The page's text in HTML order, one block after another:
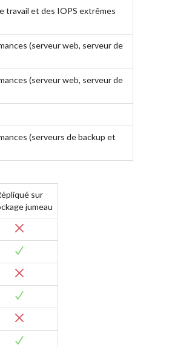
travail et des IOPS extrêmes
(serveur web, serveur de
(serveur web, serveur de
(serveurs de backup et
sur
jumeau